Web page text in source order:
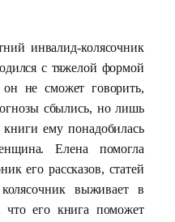
колясочник
с тяжелой формой
не сможет говорить,
сбылись, но лишь
ему понадобилась
Елена помогла
его рассказов, статей
выживает в
что его книга поможет